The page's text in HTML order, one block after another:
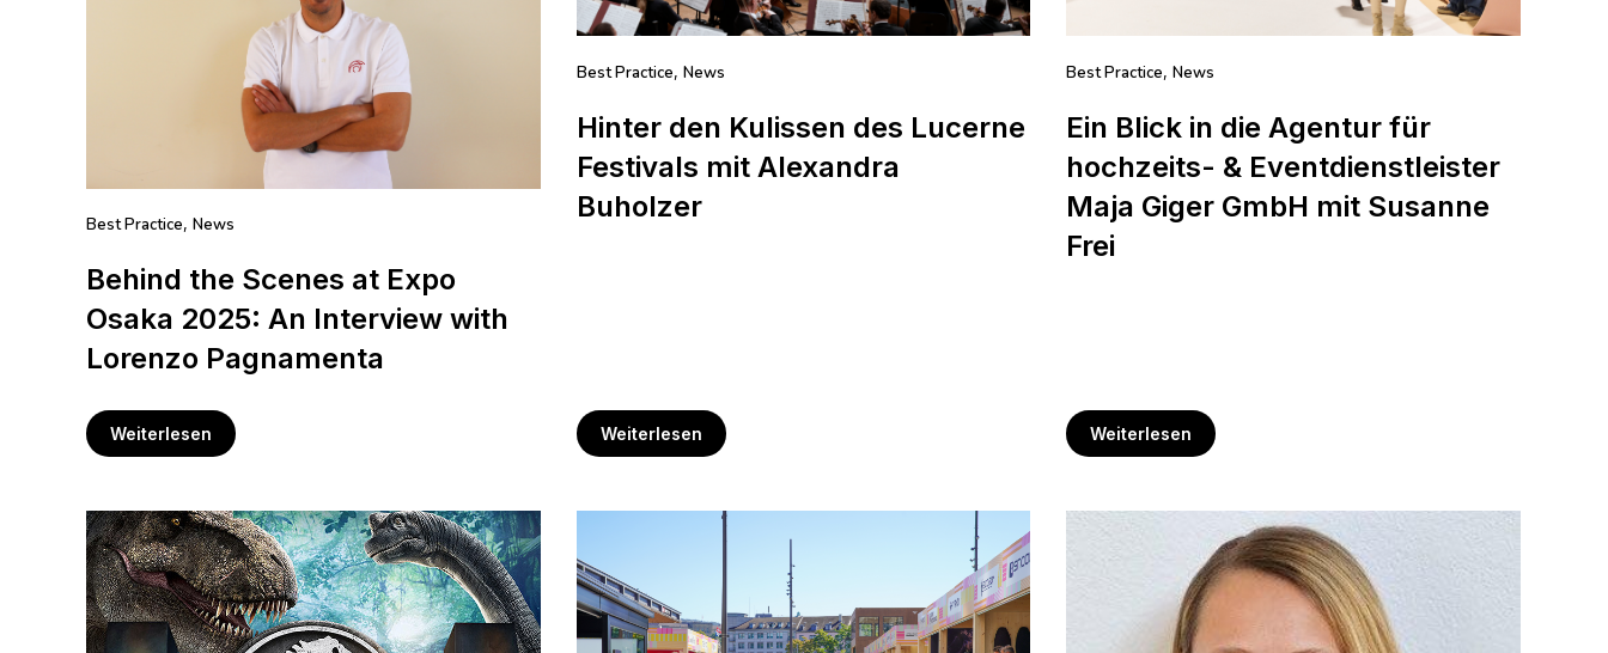
Best Practice, News
Behind the Scenes at Expo
Osaka 2025: An Interview with
Lorenzo Pagnamenta
Weiterlesen
Best Practice, News
Hinter den Kulissen des Lucerne
Festivals mit Alexandra
Buholzer
Weiterlesen
Best Practice,News
Ein Blick in die Agentur für
hochzeits- & Eventdienstleister
Maja Giger GmbH mit Susanne
Frei
Weiterlesen